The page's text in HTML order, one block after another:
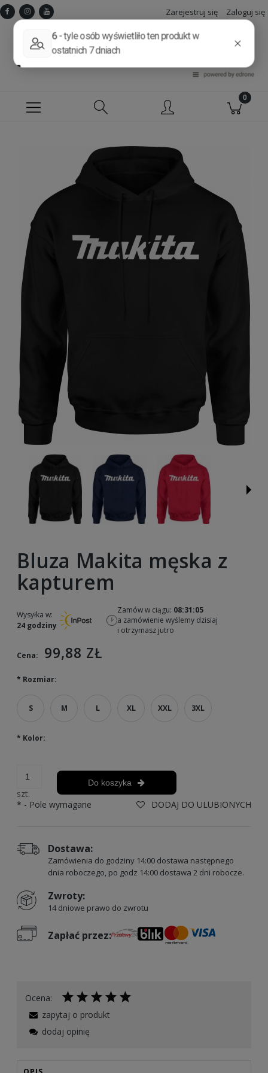
Zarejestruj się Zaloguj się
Bluza Makita męska z
kapturem
Wysyłka w:
24 godziny
Zamów w ciągu: 08:31:05
a zamówienie wyślemy dzisiaj
i otrzymasz jutro
Cena: 99,88 ZŁ
* Rozmiar:
S M L XL XXL 3XL
* Kolor:
szt.
Do koszyka
DODAJ DO ULUBIONYCH
* - Pole wymagane
Dostawa:
Zamówienia do godziny 14:00 dostawa następnego
dnia roboczego, po godz 14:00 dostawa 2 dni robocze.
Zwroty:
14 dniowe prawo do zwrotu
Zapłać przez:
Ocena:
zapytaj o produkt
dodaj opinię